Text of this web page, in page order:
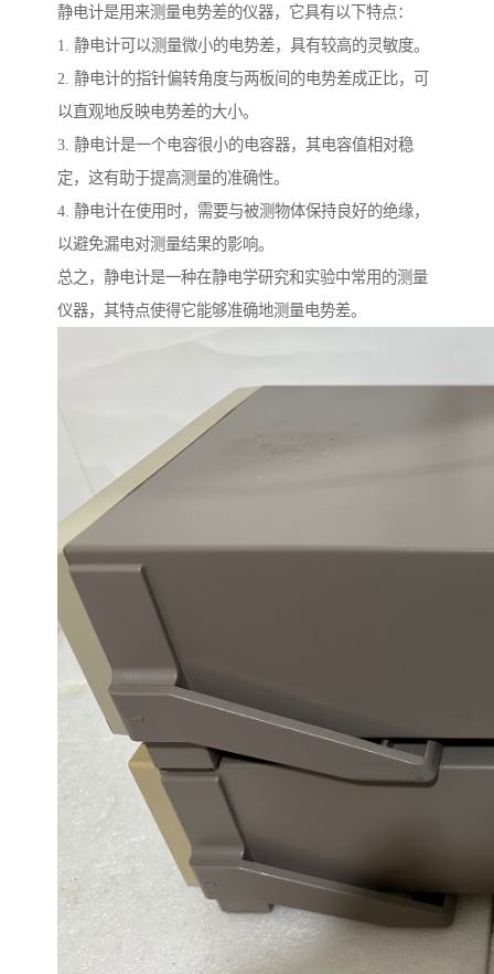
静电计是用来测量电势差的仪器，它具有以下特点：
1. 静电计可以测量微小的电势差，具有较高的灵敏度。
2. 静电计的指针偏转角度与两板间的电势差成正比，可
以直观地反映电势差的大小。
3. 静电计是一个电容很小的电容器，其电容值相对稳
定，这有助于提高测量的准确性。
4. 静电计在使用时，需要与被测物体保持良好的绝缘，
以避免漏电对测量结果的影响。
总之，静电计是一种在静电学研究和实验中常用的测量
仪器，其特点使得它能够准确地测量电势差。